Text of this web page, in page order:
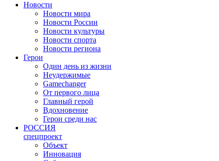
Новости
Новости мира
Новости России
Новости культуры
Новости спорта
Новости региона
Герои
Один день из жизни
Неудержимые
Gamechanger
От первого лица
Главный герой
Вдохновение
Герои среди нас
РОССИЯ
спецпроект
Объект
Инновация